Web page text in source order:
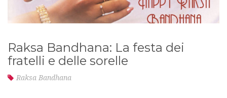
Raksa Bandhana: La festa dei
fratelli e delle sorelle
Raksa Bandhana